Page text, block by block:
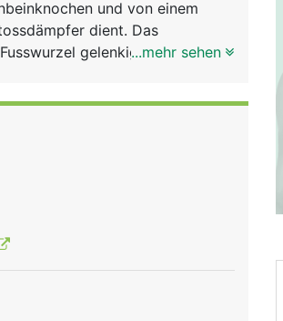
und von einem
dient. Das
gelenkig verbunden.
...mehr sehen